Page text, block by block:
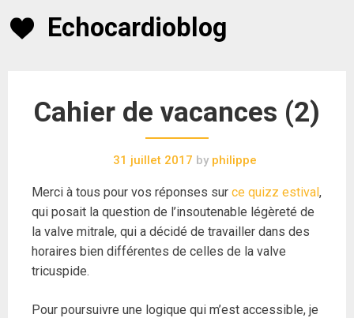
Echocardioblog
Cahier de vacances (2)
31 juillet 2017 by philippe
Merci à tous pour vos réponses sur ce quizz estival,
qui posait la question de l’insoutenable légèreté de
la valve mitrale, qui a décidé de travailler dans des
horaires bien différentes de celles de la valve
tricuspide.
Pour poursuivre une logique qui m’est accessible, je